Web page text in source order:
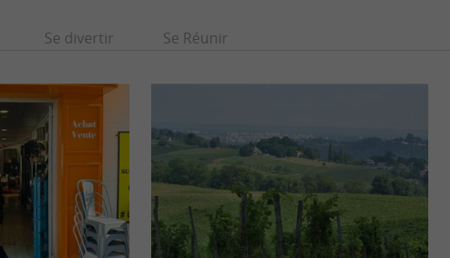
Se divertir Se Réunir